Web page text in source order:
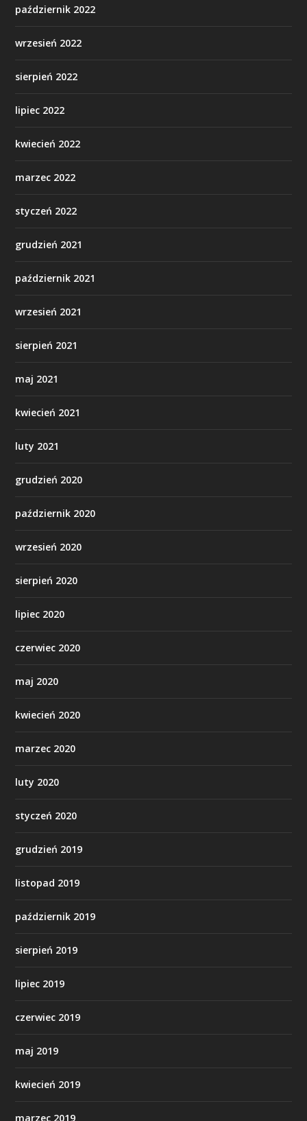
październik 2022
wrzesień 2022
sierpień 2022
lipiec 2022
kwiecień 2022
marzec 2022
styczeń 2022
grudzień 2021
październik 2021
wrzesień 2021
sierpień 2021
maj 2021
kwiecień 2021
luty 2021
grudzień 2020
październik 2020
wrzesień 2020
sierpień 2020
lipiec 2020
czerwiec 2020
maj 2020
kwiecień 2020
marzec 2020
luty 2020
styczeń 2020
grudzień 2019
listopad 2019
październik 2019
sierpień 2019
lipiec 2019
czerwiec 2019
maj 2019
kwiecień 2019
marzec 2019